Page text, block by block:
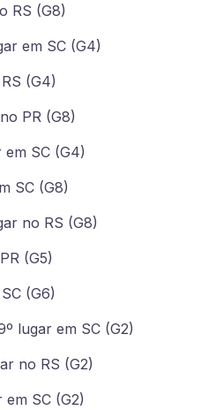
RS (G8)
em SC (G4)
(G4)
PR (G8)
SC (G4)
SC (G8)
no RS (G8)
(G5)
(G6)
lugar em SC (G2)
no RS (G2)
em SC (G2)